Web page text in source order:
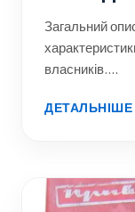
Загальний
власників....